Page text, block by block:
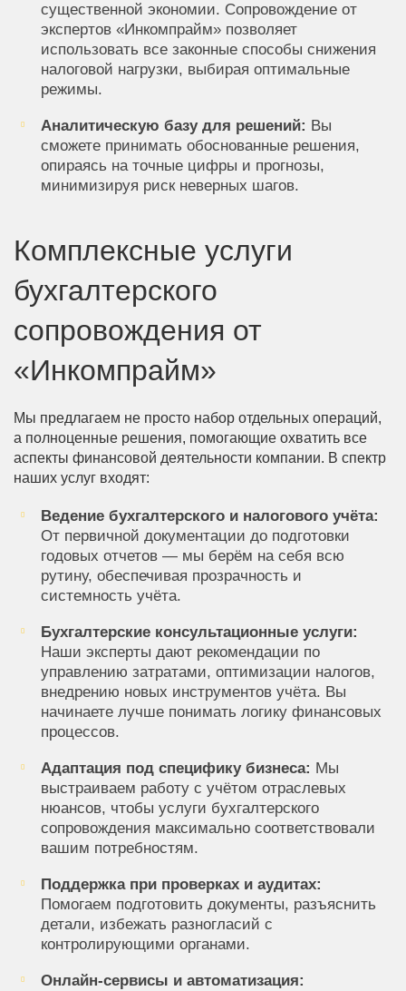
существенной экономии. Сопровождение от
экспертов «Инкомпрайм» позволяет
использовать все законные способы снижения
налоговой нагрузки, выбирая оптимальные
режимы.
Аналитическую базу для решений: Вы
сможете принимать обоснованные решения,
опираясь на точные цифры и прогнозы,
минимизируя риск неверных шагов.
Комплексные услуги
бухгалтерского
сопровождения от
«Инкомпрайм»
Мы предлагаем не просто набор отдельных операций,
а полноценные решения, помогающие охватить все
аспекты финансовой деятельности компании. В спектр
наших услуг входят:
Ведение бухгалтерского и налогового учёта:
От первичной документации до подготовки
годовых отчетов — мы берём на себя всю
рутину, обеспечивая прозрачность и
системность учёта.
Бухгалтерские консультационные услуги:
Наши эксперты дают рекомендации по
управлению затратами, оптимизации налогов,
внедрению новых инструментов учёта. Вы
начинаете лучше понимать логику финансовых
процессов.
Адаптация под специфику бизнеса: Мы
выстраиваем работу с учётом отраслевых
нюансов, чтобы услуги бухгалтерского
сопровождения максимально соответствовали
вашим потребностям.
Поддержка при проверках и аудитах:
Помогаем подготовить документы, разъяснить
детали, избежать разногласий с
контролирующими органами.
Онлайн-сервисы и автоматизация: